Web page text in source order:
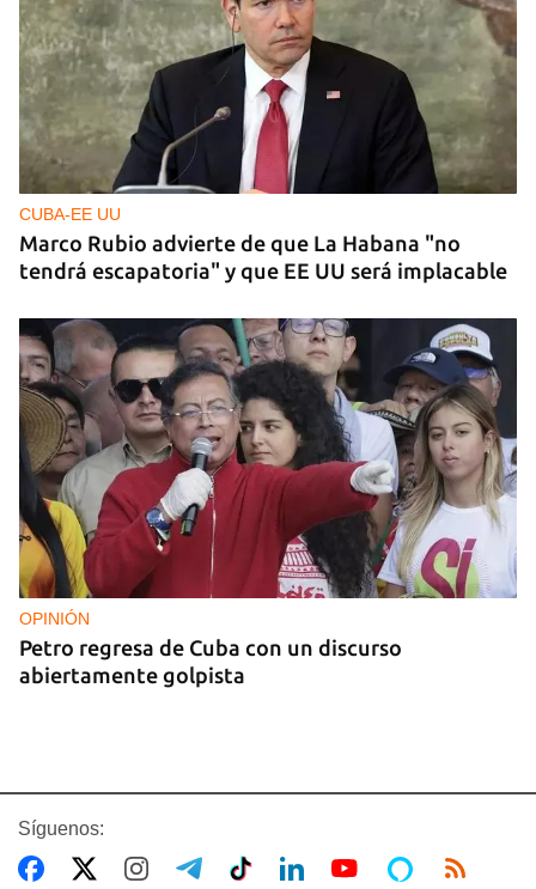
CUBA-EE UU
Marco Rubio advierte de que La Habana "no
tendrá escapatoria" y que EE UU será implacable
OPINIÓN
Petro regresa de Cuba con un discurso
abiertamente golpista
Síguenos: